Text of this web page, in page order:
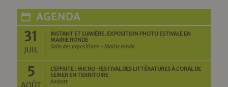
AGENDA
31
JUIL
INSTANT ET LUMIÈRE. EXPOSITION PHOTO ESTIVALE EN
MAIRIE RONDE
Salle des expositions - Mairie ronde
5
AOÛT
L’EFFRITE : MICRO-FESTIVAL DES LITTÉRATURES À L’ORAL DE
SEMER EN TERRITOIRE
Ambert